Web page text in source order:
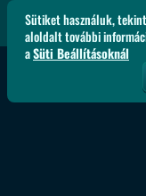
Sütiket használuk,
aloldalt további
aSüti Beállításoknál